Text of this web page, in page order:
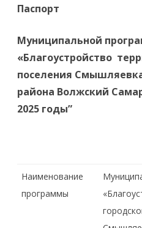
Паспорт
Муниципальной
«Благоустройство
поселения
района Волжский
2025 годы”
Наименование
программы